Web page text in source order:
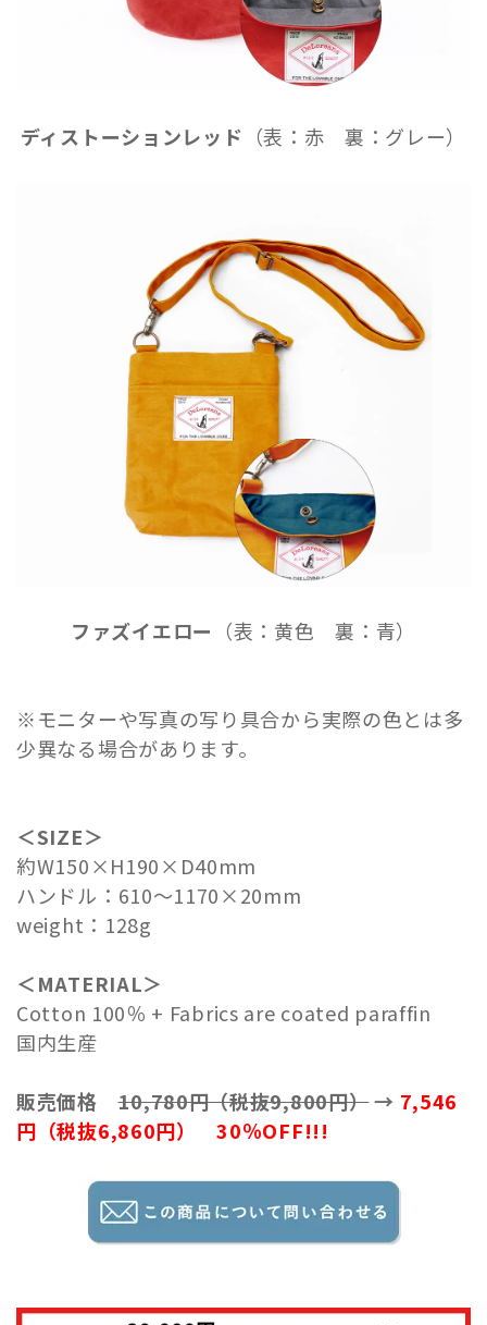
ディストーションレッド （表：赤 裏：グレー）
ファズイエロー （表：黄色 裏：青）
※モニターや写真の写り具合から実際の色とは多
少異なる場合があります。
＜SIZE＞
約W150×H190×D40mm
ハンドル：610～1170×20mm
weight：128g
＜MATERIAL＞
Cotton 100％ + Fabrics are coated paraffin
国内生産
販売価格10,780円（税抜9,800円）→ 7,546
円（税抜6,860円） 30％OFF!!!